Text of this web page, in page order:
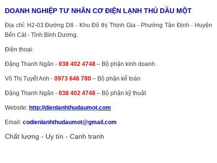
DOANH NGHIỆP TƯ NHÂN CƠ ĐIỆN LẠNH THỦ DẦU MỘT
Địa chỉ: H2-03 Đường D8 - Khu Đô thị Thịnh Gia - Phường Tân Định - Huyện
Bến Cát - Tỉnh Bình Dương.
Điện thoại:
Đặng Thanh Ngân - 038 402 4748 – Bộ phận kinh doanh.
Võ Thị Tuyết Anh - 0973 646 780 – Bộ phận kế toán
Đặng Thanh Ngân - 038 402 4748 – Bộ phận kỹ thuật
Website: http://dienlanhthudaumot.com
Email: codienlanhthudaumot@gmail.com
Chất lượng - Uy tín - Cạnh tranh